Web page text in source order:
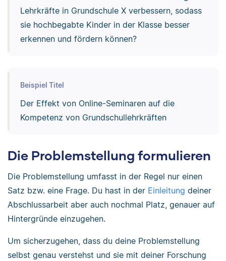
Lehrkräfte in Grundschule X verbessern, sodass
sie hochbegabte Kinder in der Klasse besser
erkennen und fördern können?
Beispiel Titel
Der Effekt von Online-Seminaren auf die
Kompetenz von Grundschullehrkräften
Die Problemstellung formulieren
Die Problemstellung umfasst in der Regel nur einen
Satz bzw. eine Frage. Du hast in der Einleitung deiner
Abschlussarbeit aber auch nochmal Platz, genauer auf
Hintergründe einzugehen.
Um sicherzugehen, dass du deine Problemstellung
selbst genau verstehst und sie mit deiner Forschung